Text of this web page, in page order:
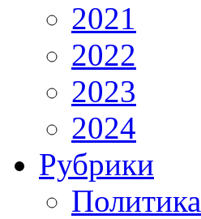
2021
2022
2023
2024
Рубрики
Политика